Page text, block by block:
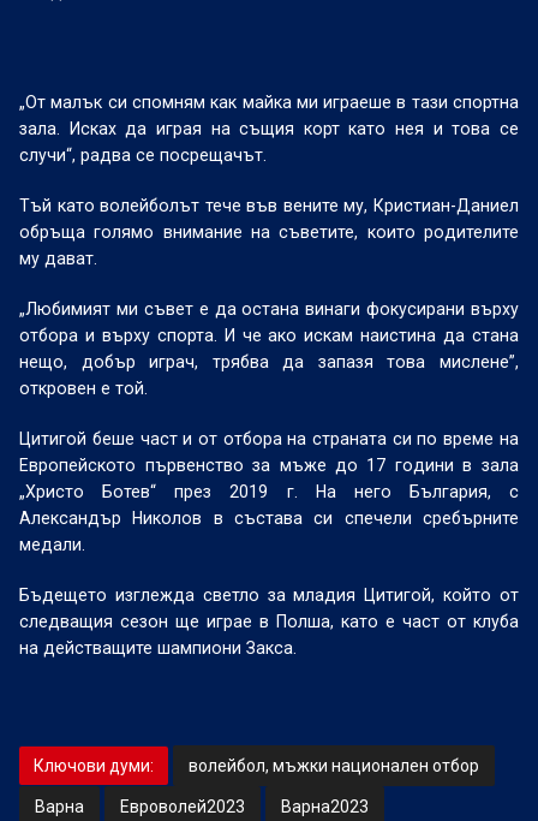
„От малък си спомням как майка ми играеше в тази спортна
зала. Исках да играя на същия корт като нея и това се
случи“, радва се посрещачът.
Тъй като волейболът тече във вените му, Кристиан-Даниел
обръща голямо внимание на съветите, които родителите
му дават.
„Любимият ми съвет е да остана винаги фокусирани върху
отбора и върху спорта. И че ако искам наистина да стана
нещо, добър играч, трябва да запазя това мислене”,
откровен е той.
Цитигой беше част и от отбора на страната си по време на
Европейското първенство за мъже до 17 години в зала
„Христо Ботев“ през 2019 г. На него България, с
Александър Николов в състава си спечели сребърните
медали.
Бъдещето изглежда светло за младия Цитигой, който от
следващия сезон ще играе в Полша, като е част от клуба
на действащите шампиони Закса.
Ключови думи: волейбол, мъжки национален отбор
Варна Евроволей2023 Варна2023